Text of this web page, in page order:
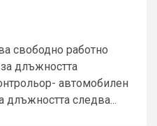
свободно работно
длъжността
автомобилен
длъжността следва...